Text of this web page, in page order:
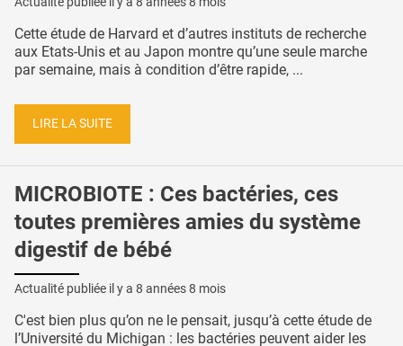
Cette étude de Harvard et d’autres instituts de recherche
aux Etats-Unis et au Japon montre qu’une seule marche
par semaine, mais à condition d’être rapide, ...
LIRE LA SUITE
MICROBIOTE : Ces bactéries, ces
toutes premières amies du système
digestif de bébé
Actualité publiée il y a 8 années 8 mois
C'est bien plus qu’on ne le pensait, jusqu’à cette étude de
l’Université du Michigan : les bactéries peuvent aider les